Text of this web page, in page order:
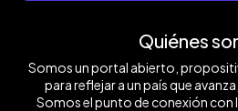
Quiénes
Somos un portal abierto,
para reflejar a un país que
Somos el punto de conexión con